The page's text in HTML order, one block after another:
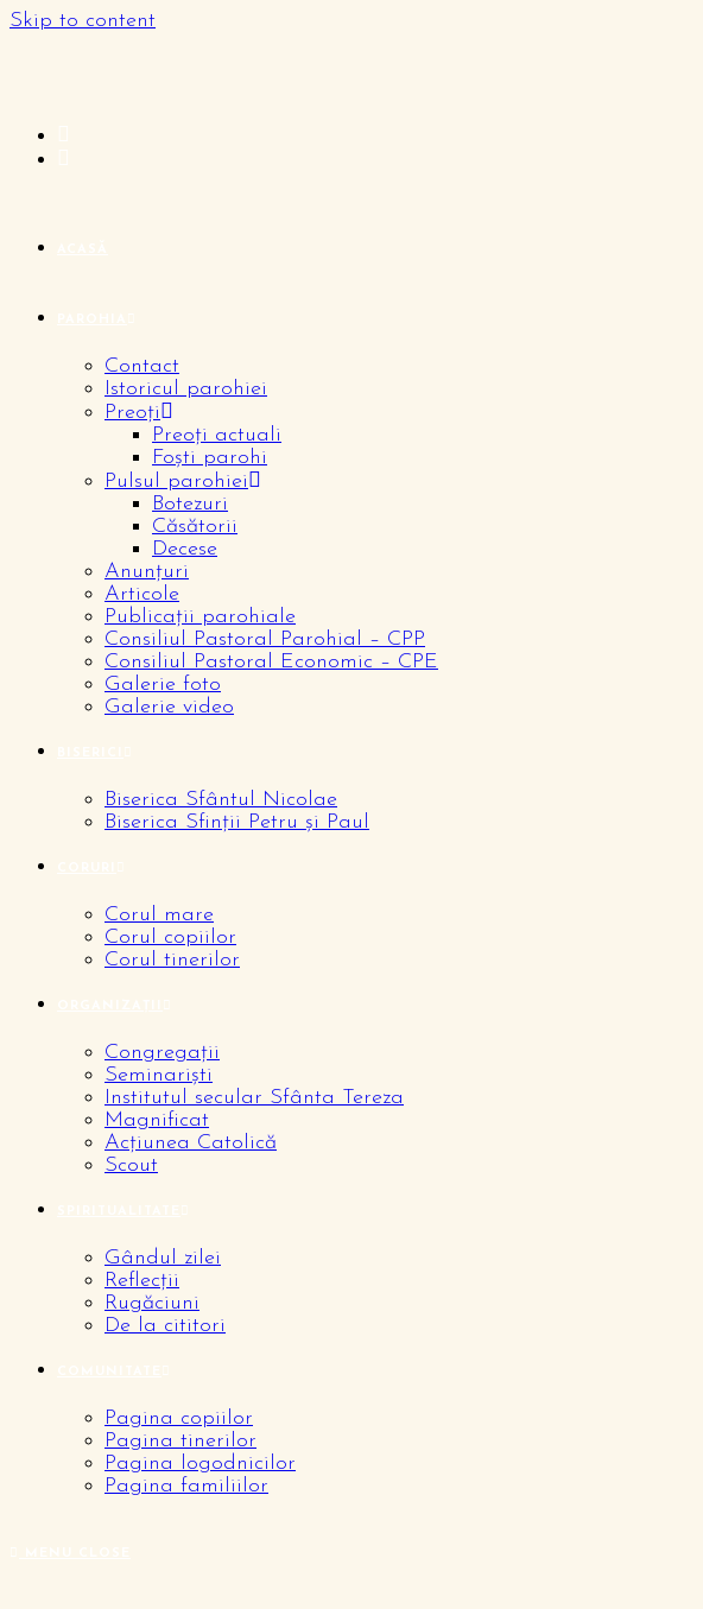
Skip to content
Contact
Istoricul parohiei
Preoți
Preoți actuali
Foști parohi
Pulsul parohiei
Botezuri
Căsătorii
Decese
Anunțuri
Articole
Publicații parohiale
Consiliul Pastoral Parohial – CPP
Consiliul Pastoral Economic – CPE
Galerie foto
Galerie video
Biserica Sfântul Nicolae
Biserica Sfinții Petru și Paul
Corul mare
Corul copiilor
Corul tinerilor
Congregații
Seminariști
Institutul secular Sfânta Tereza
Magnificat
Acțiunea Catolică
Scout
Gândul zilei
Reflecții
Rugăciuni
De la cititori
Pagina copiilor
Pagina tinerilor
Pagina logodnicilor
Pagina familiilor